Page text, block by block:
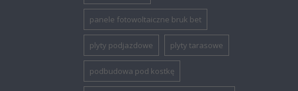
panele fotowoltaiczne bruk bet
plyty podjazdowe plyty tarasowe
podbudowa pod kostkę